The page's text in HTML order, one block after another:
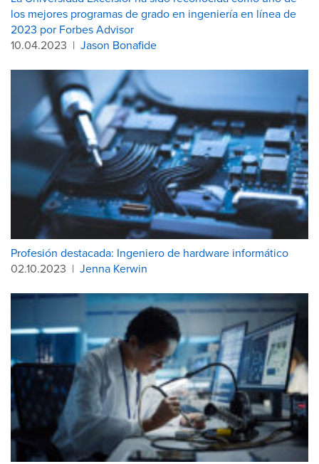
los mejores programas de grado en ingeniería en línea de
2023 por Forbes Advisor
10.04.2023 | Jason Bonafide
Profesión destacada: Ingeniero de hardware informático
02.10.2023 | Jenna Kerwin